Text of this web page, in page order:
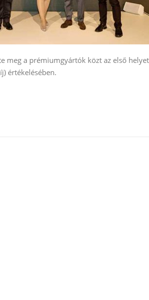
meg a prémiumgyártók közt az első
értékelésében.